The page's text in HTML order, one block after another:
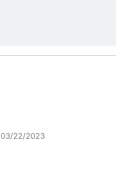
03/22/2023